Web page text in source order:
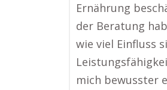
Ernährung
der Beratung
wie viel Einfluss
mich bewusster